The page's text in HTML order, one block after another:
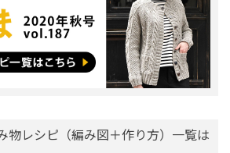
物レシピ（編み図＋作り方）一覧は